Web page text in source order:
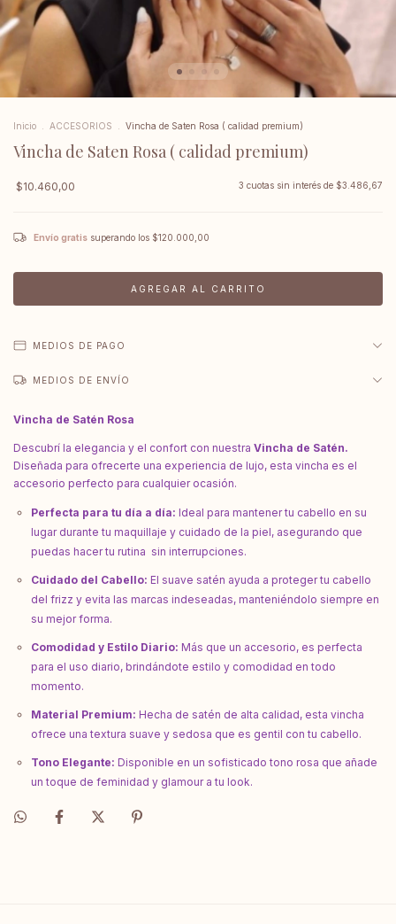
Inicio ACCESORIOS Vincha de Saten Rosa ( calidad premium)
Vincha de Saten Rosa ( calidad premium)
$10.460,00 3 cuotas sin interés de $3.486,67
Envío gratis superando los $120.000,00
MEDIOS DE PAGO
MEDIOS DE ENVÍO
Vincha de Satén Rosa
Descubrí la elegancia y el confort con nuestra Vincha de Satén.
Diseñada para ofrecerte una experiencia de lujo, esta vincha es el
accesorio perfecto para cualquier ocasión.
Perfecta para tu día a día: Ideal para mantener tu cabello en su
lugar durante tu maquillaje y cuidado de la piel, asegurando que
puedas hacer tu rutina sin interrupciones.
Cuidado del Cabello: El suave satén ayuda a proteger tu cabello
del frizz y evita las marcas indeseadas, manteniéndolo siempre en
su mejor forma.
Comodidad y Estilo Diario: Más que un accesorio, es perfecta
para el uso diario, brindándote estilo y comodidad en todo
momento.
Material Premium: Hecha de satén de alta calidad, esta vincha
ofrece una textura suave y sedosa que es gentil con tu cabello.
Tono Elegante: Disponible en un sofisticado tono rosa que añade
un toque de feminidad y glamour a tu look.